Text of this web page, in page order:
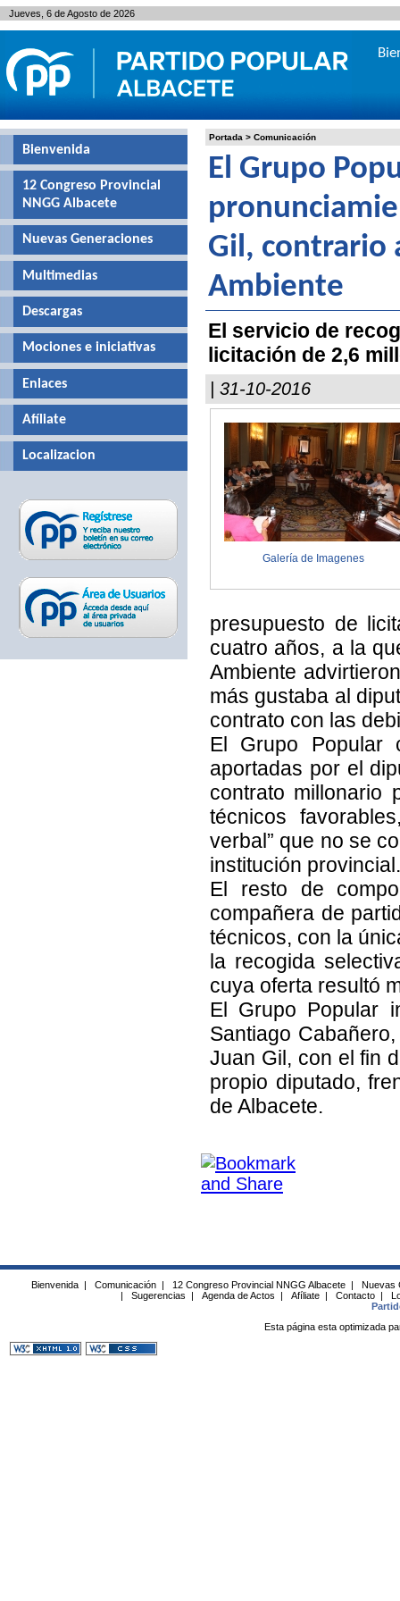
Portada > Comunicación
El Grupo
Gil, contrario
Ambiente
El servicio de
licitación de 2,6
| 31-10-2016
Galería de Imagenes
presupuesto de
cuatro años, a la
Ambiente
más gustaba al
contrato con las
El Grupo Popular
aportadas por el
contrato millonario
técnicos
verbal” que no se
institución provincial.
El resto de
compañera de
técnicos, con la
la recogida
cuya oferta resultó
El Grupo Popular
Santiago
Juan Gil, con el fin
propio diputado,
de Albacete.
Bienvenida
12 Congreso Provincial
NNGG Albacete
Nuevas Generaciones
Multimedias
Descargas
Mociones e iniciativas
Enlaces
Afíliate
Localizacion
Jueves, 6 de Agosto de 2026
Bienvenida | Comunicación | 12 Congreso Provincial NNGG Albacete |
Nuevas
|
Sugerencias | Agenda de Actos | Afíliate | Contacto |
Esta página esta optimizada